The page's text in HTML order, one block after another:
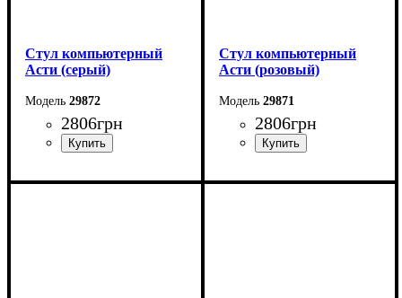
Стул компьютерный
Асти (серый)
29872
2806грн
Стул компьютерный
Асти (розовый)
29871
2806грн